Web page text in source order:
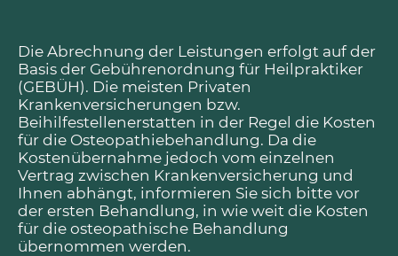
Die Abrechnung der Leistungen erfolgt auf der
Basis der Gebührenordnung für Heilpraktiker
(GEBÜH). Die meisten Privaten
Krankenversicherungen bzw.
Beihilfestellenerstatten in der Regel die Kosten
für die Osteopathiebehandlung. Da die
Kostenübernahme jedoch vom einzelnen
Vertrag zwischen Krankenversicherung und
Ihnen abhängt, informieren Sie sich bitte vor
der ersten Behandlung, in wie weit die Kosten
für die osteopathische Behandlung
übernommen werden.